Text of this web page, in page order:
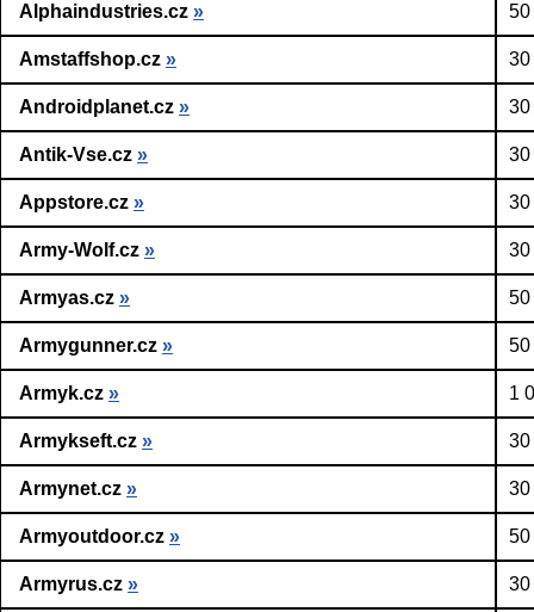
Alphaindustries.cz » 50
Amstaffshop.cz » 30
Androidplanet.cz » 30
Antik-Vse.cz » 30
Appstore.cz » 30
Army-Wolf.cz » 30
Armyas.cz » 50
Armygunner.cz » 50
Armyk.cz » 1
Armykseft.cz » 30
Armynet.cz » 30
Armyoutdoor.cz » 50
Armyrus.cz » 30